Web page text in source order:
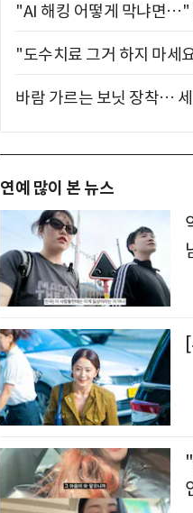
"AI 해킹 어떻게 막냐면…"
"도수치료 그거 하지 마세
바람 가르는 보닛 장착…
연예 많이 본 뉴스